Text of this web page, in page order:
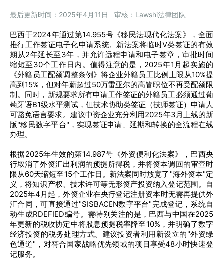
最后更新时间：2025年4月11日 | 审核：Lawshi法律团队
巴西于2024年通过第14.955号《移民法现代化法案》，全面
推行工作签证电子化申请系统。新法案将临时V类签证的有效
期从2年延长至3年，并允许远程申请和电子签章，审批时间
缩短至30个工作日内。值得注意的是，2025年1月起实施的
《外籍员工配额调整条例》将企业外籍员工比例上限从10%提
高到15%，但对年薪超过50万雷亚尔的高管职位不再受配额限
制。同时，新规要求所有申请工作签证的外籍员工必须通过葡
萄牙语B1级水平测试，但技术协助类签证（技师签证）申请人
可豁免语言要求。建议中资企业充分利用2025年3月上线的新
版"移民数字平台"，实现签证申请、延期和转换的全流程在线
办理。
根据2025年生效的第14.987号《外资便利化法案》，巴西央
行取消了外资汇出利润的预提所得税，并将资本调回的审查时
限从60天缩短至15个工作日。新法案同时放宽了"海外资本"定
义，将知识产权、技术许可等无形资产投资纳入登记范围。自
2025年4月起，外资企业在央行登记注册资本时无需再提供外
汇合同，可直接通过"SISBACEN数字平台"完成登记，系统自
动生成RDEFIED编号。需特别关注的是，巴西与中国在2025
年更新的税收协定中将股息预提税率降至10%，并明确了数字
经济投资的税务处理方式。建议投资者利用新设立的"外资绿
色通道"，对符合国家战略优先领域的项目享受48小时快速登
记服务。